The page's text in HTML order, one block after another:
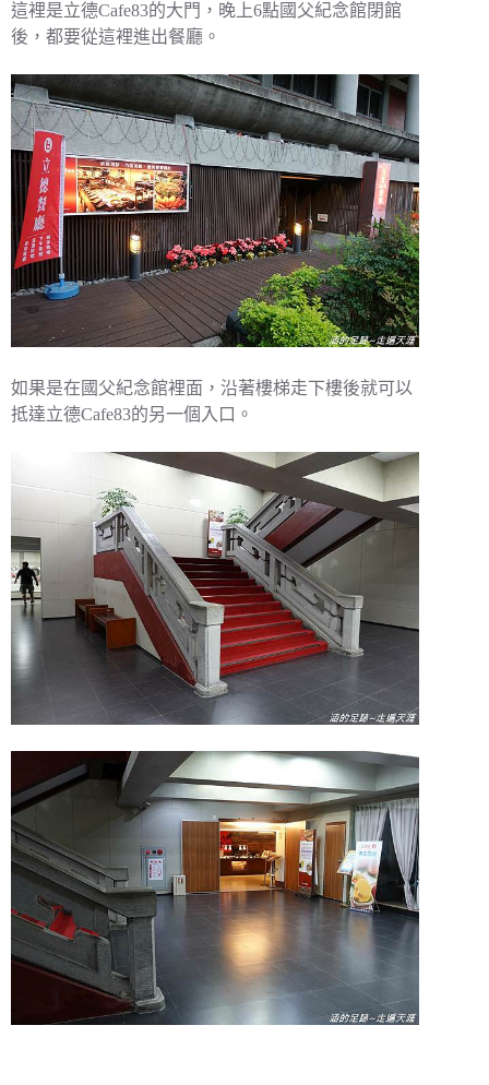
這裡是立德Cafe83的大門，晚上6點國父紀念館閉館
後，都要從這裡進出餐廳。
如果是在國父紀念館裡面，沿著樓梯走下樓後就可以
抵達立德Cafe83的另一個入口。